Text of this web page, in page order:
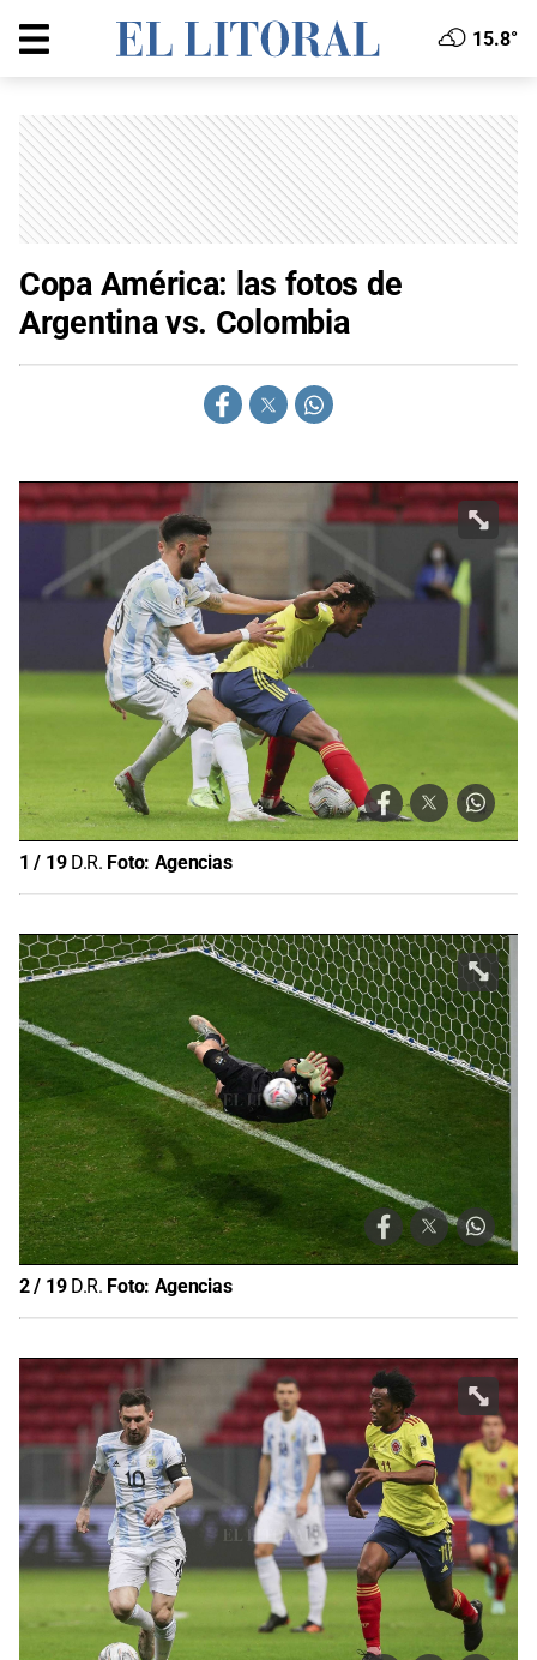
15.8°
Copa América: las fotos de
Argentina vs. Colombia
1 / 19 D.R. Foto: Agencias
2/ 19 D.R. Foto: Agencias